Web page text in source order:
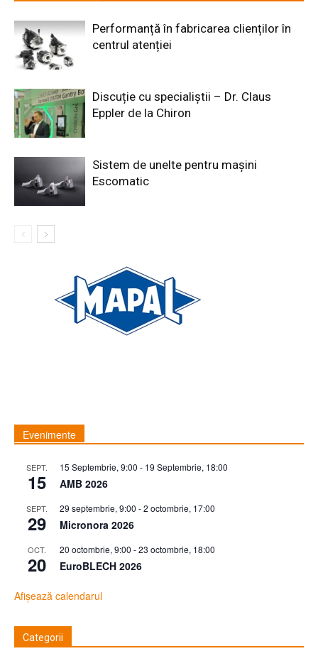
Performanță în fabricarea clienților în
centrul atenției
Discuție cu specialiștii – Dr. Claus
Eppler de la Chiron
Sistem de unelte pentru mașini
Escomatic
Evenimente
SEPT.
15
15 Septembrie, 9:00 - 19 Septembrie, 18:00
AMB 2026
SEPT.
29
29 septembrie, 9:00 -2 octombrie, 17:00
Micronora 2026
OCT.
20
20 octombrie, 9:00 -23 octombrie, 18:00
EuroBLECH 2026
Afișează calendarul
Categorii